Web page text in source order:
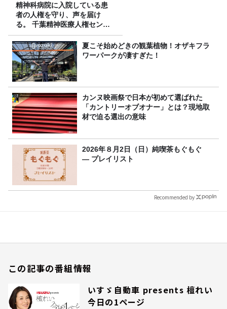
精神科病院に入院している患
者の人権を守り、声を届け
る。 千葉精神医療人権センタ
ーの取り組み
夏こそ始めどきの観葉植物！オザキフラ
ワーパークが凄すぎた！
カンヌ映画祭で日本が初めて選ばれた
「カントリーオブオナー」とは？現地取
材で迫る選出の意味
2026年８月2日（日）純喫茶もぐもぐ
― プレイリスト
Recommended by
この記事の番組情報
いすゞ自動車 presents 檀れい
今日の1ページ